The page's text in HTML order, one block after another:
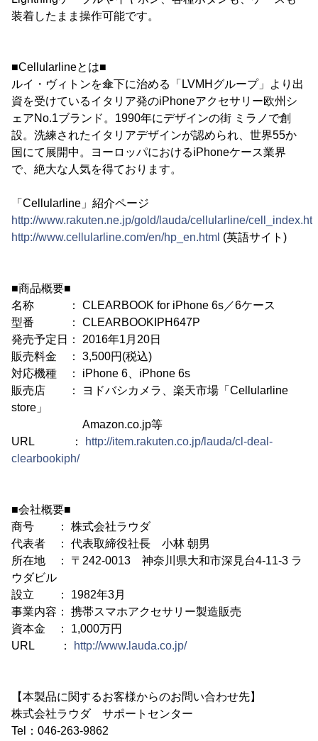
装着したまま操作可能です。
■Cellularlineとは■
ルイ・ヴィトンを傘下に治める「LVMHグループ」より出
資を受けているイタリア発のiPhoneアクセサリー欧州シ
ェアNo.1ブランド。1990年にデザインの街 ミラノで創
設。洗練されたイタリアデザインが認められ、世界55か
国にて展開中。ヨーロッパにおけるiPhoneケース業界
で、絶大な人気を得ております。
「Cellularline」紹介ページ
http://www.rakuten.ne.jp/gold/lauda/cellularline/
http://www.cellularline.com/en/hp_en.html (英語サイト)
■商品概要■
名称 ： CLEARBOOK for iPhone 6s／6ケース
型番 ： CLEARBOOKIPH647P
発売予定日： 2016年1月20日
販売料金 ： 3,500円(税込)
対応機種 ： iPhone 6、iPhone 6s
販売店 ： ヨドバシカメラ、楽天市場「Cellularline
store」
Amazon.co.jp等
URL ：
http://item.rakuten.co.jp/lauda/cl-deal-
clearbookiph/
■会社概要■
商号 ： 株式会社ラウダ
代表者 ： 代表取締役社長 小林 朝男
所在地 ： 〒242-0013 神奈川県大和市深見台4-11-3 ラ
ウダビル
設立 ： 1982年3月
事業内容： 携帯スマホアクセサリー製造販売
資本金 ： 1,000万円
URL ：
http://www.lauda.co.jp/
【本製品に関するお客様からのお問い合わせ先】
株式会社ラウダ サポートセンター
Tel：046-263-9862